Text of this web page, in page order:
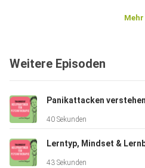
Mehr
Weitere Episoden
40 Sekunden
43 Sekunden